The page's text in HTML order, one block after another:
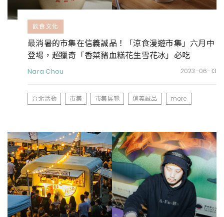
飲食文化
最消暑的市集在信義誠品！「涼食漫遊市集」六月中
登場，超獵奇「香菜豬血糕花生雪花冰」必吃
Nara Chou 2023-06-13
台北活動 市集 市集展覽 信義誠品 more